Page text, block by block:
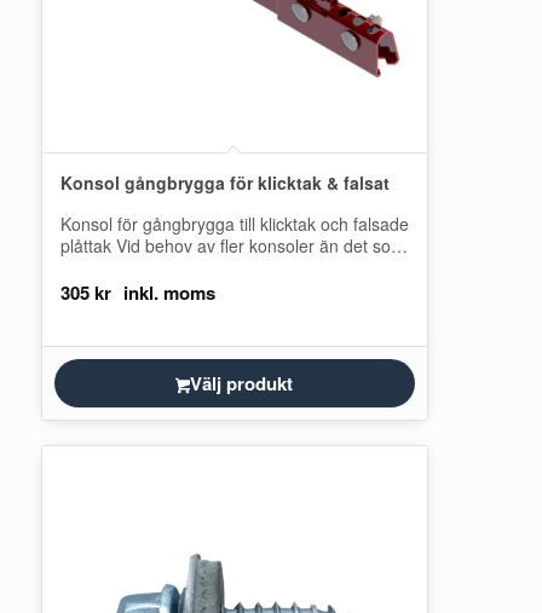
Konsol gångbrygga för klicktak & falsat
Konsol för gångbrygga till klicktak och falsade
plåttak Vid behov av fler konsoler än det som
305kr
Välj produkt